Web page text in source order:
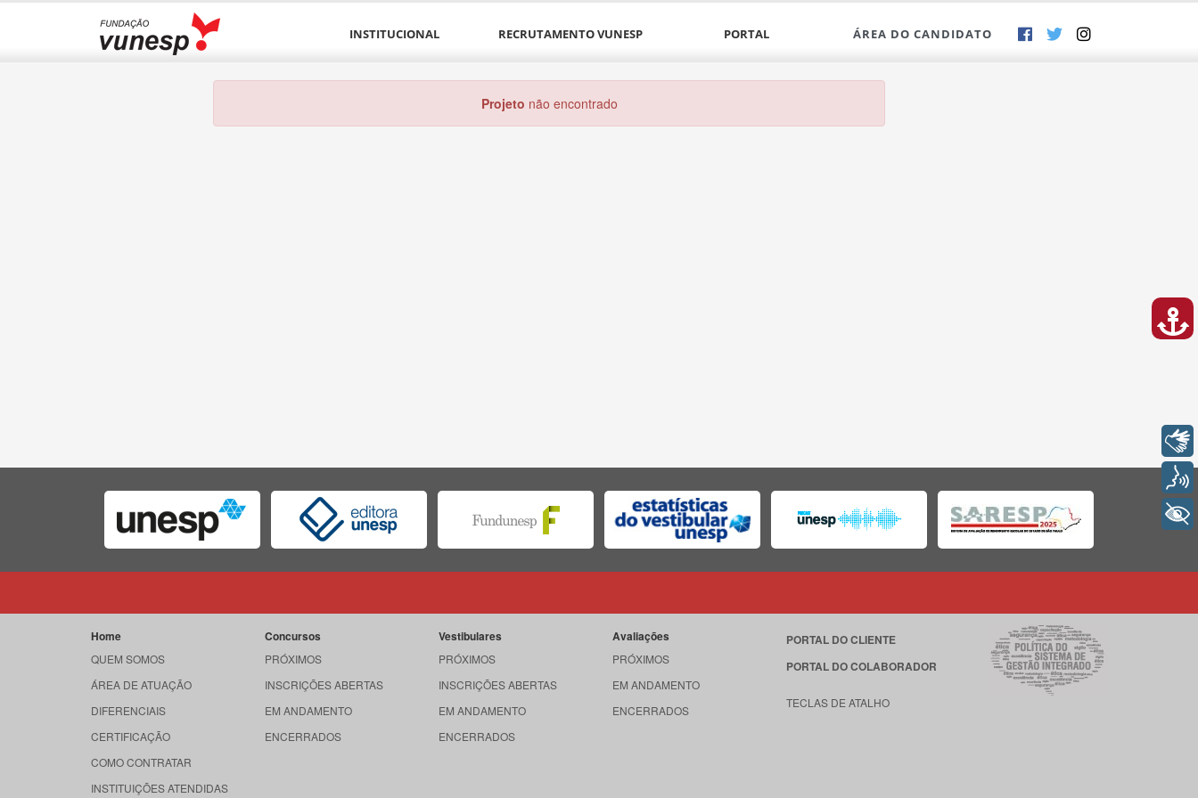
INSTITUCIONAL RECRUTAMENTO VUNESP PORTAL ÁREA DO CANDIDATO
Projeto não encontrado
Home
QUEM SOMOS
ÁREA DE ATUAÇÃO
DIFERENCIAIS
CERTIFICAÇÃO
COMO CONTRATAR
INSTITUIÇÕES ATENDIDAS
Concursos
PRÓXIMOS
INSCRIÇÕES ABERTAS
EM ANDAMENTO
ENCERRADOS
Vestibulares
PRÓXIMOS
INSCRIÇÕES ABERTAS
EM ANDAMENTO
ENCERRADOS
Avaliações
PRÓXIMOS
EM ANDAMENTO
ENCERRADOS
PORTAL DO CLIENTE
PORTAL DO COLABORADOR
TECLAS DE ATALHO
+ Acessibilidade